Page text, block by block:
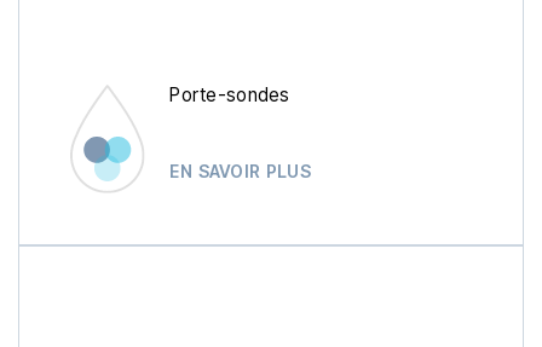
Porte-sondes
EN SAVOIR PLUS